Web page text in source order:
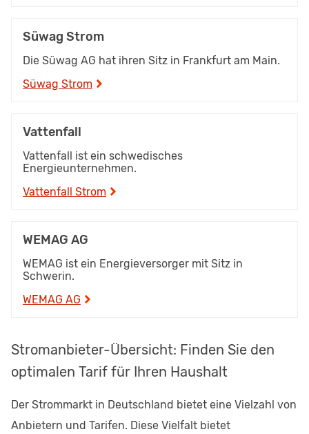
Süwag Strom
Die Süwag AG hat ihren Sitz in Frankfurt am Main.
Süwag Strom
Vattenfall
Vattenfall ist ein schwedisches
Energieunternehmen.
Vattenfall Strom
WEMAG AG
WEMAG ist ein Energieversorger mit Sitz in
Schwerin.
WEMAG AG
Stromanbieter-Übersicht: Finden Sie den
optimalen Tarif für Ihren Haushalt
Der Strommarkt in Deutschland bietet eine Vielzahl von
Anbietern und Tarifen. Diese Vielfalt bietet